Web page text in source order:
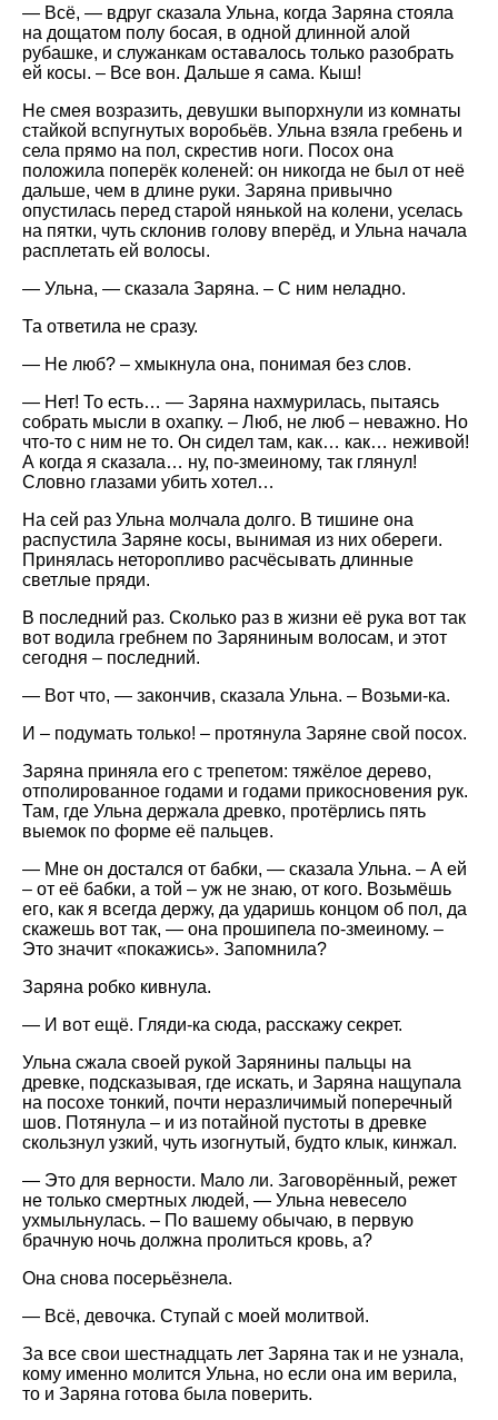
— Всё, — вдруг сказала Ульна, когда Заряна стояла
на дощатом полу босая, в одной длинной алой
рубашке, и служанкам оставалось только разобрать
ей косы. – Все вон. Дальше я сама. Кыш!
Не смея возразить, девушки выпорхнули из комнаты
стайкой вспугнутых воробьёв. Ульна взяла гребень и
села прямо на пол, скрестив ноги. Посох она
положила поперёк коленей: он никогда не был от неё
дальше, чем в длине руки. Заряна привычно
опустилась перед старой нянькой на колени, уселась
на пятки, чуть склонив голову вперёд, и Ульна начала
расплетать ей волосы.
— Ульна, — сказала Заряна. – С ним неладно.
Та ответила не сразу.
— Не люб? – хмыкнула она, понимая без слов.
— Нет! То есть… — Заряна нахмурилась, пытаясь
собрать мысли в охапку. – Люб, не люб – неважно. Но
что-то с ним не то. Он сидел там, как… как… неживой!
А когда я сказала… ну, по-змеиному, так глянул!
Словно глазами убить хотел…
На сей раз Ульна молчала долго. В тишине она
распустила Заряне косы, вынимая из них обереги.
Принялась неторопливо расчёсывать длинные
светлые пряди.
В последний раз. Сколько раз в жизни её рука вот так
вот водила гребнем по Заряниным волосам, и этот
сегодня – последний.
— Вот что, — закончив, сказала Ульна. – Возьми-ка.
И – подумать только! – протянула Заряне свой посох.
Заряна приняла его с трепетом: тяжёлое дерево,
отполированное годами и годами прикосновения рук.
Там, где Ульна держала древко, протёрлись пять
выемок по форме её пальцев.
— Мне он достался от бабки, — сказала Ульна. – А ей
– от её бабки, а той – уж не знаю, от кого. Возьмёшь
его, как я всегда держу, да ударишь концом об пол, да
скажешь вот так, — она прошипела по-змеиному. –
Это значит «покажись». Запомнила?
Заряна робко кивнула.
— И вот ещё. Гляди-ка сюда, расскажу секрет.
Ульна сжала своей рукой Зарянины пальцы на
древке, подсказывая, где искать, и Заряна нащупала
на посохе тонкий, почти неразличимый поперечный
шов. Потянула – и из потайной пустоты в древке
скользнул узкий, чуть изогнутый, будто клык, кинжал.
— Это для верности. Мало ли. Заговорённый, режет
не только смертных людей, — Ульна невесело
ухмыльнулась. – По вашему обычаю, в первую
брачную ночь должна пролиться кровь, а?
Она снова посерьёзнела.
— Всё, девочка. Ступай с моей молитвой.
За все свои шестнадцать лет Заряна так и не узнала,
кому именно молится Ульна, но если она им верила,
то и Заряна готова была поверить.